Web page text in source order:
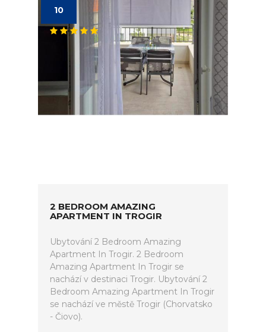
10
2 BEDROOM AMAZING
APARTMENT IN TROGIR
Ubytování 2 Bedroom Amazing
Apartment In Trogir. 2 Bedroom
Amazing Apartment In Trogir se
nachází v destinaci Trogir. Ubytování 2
Bedroom Amazing Apartment In Trogir
se nachází ve městě Trogir (Chorvatsko
- Čiovo).